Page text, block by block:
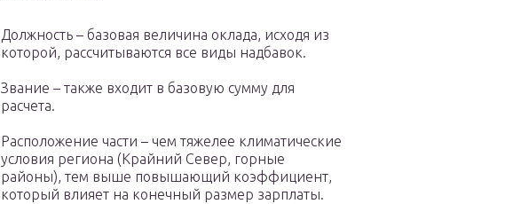
Должность – базовая величина оклада, исходя из
которой, рассчитываются все виды надбавок.
Звание – также входит в базовую сумму для
расчета.
Расположение части – чем тяжелее климатические
условия региона (Крайний Север, горные
районы), тем выше повышающий коэффициент,
который влияет на конечный размер зарплаты.